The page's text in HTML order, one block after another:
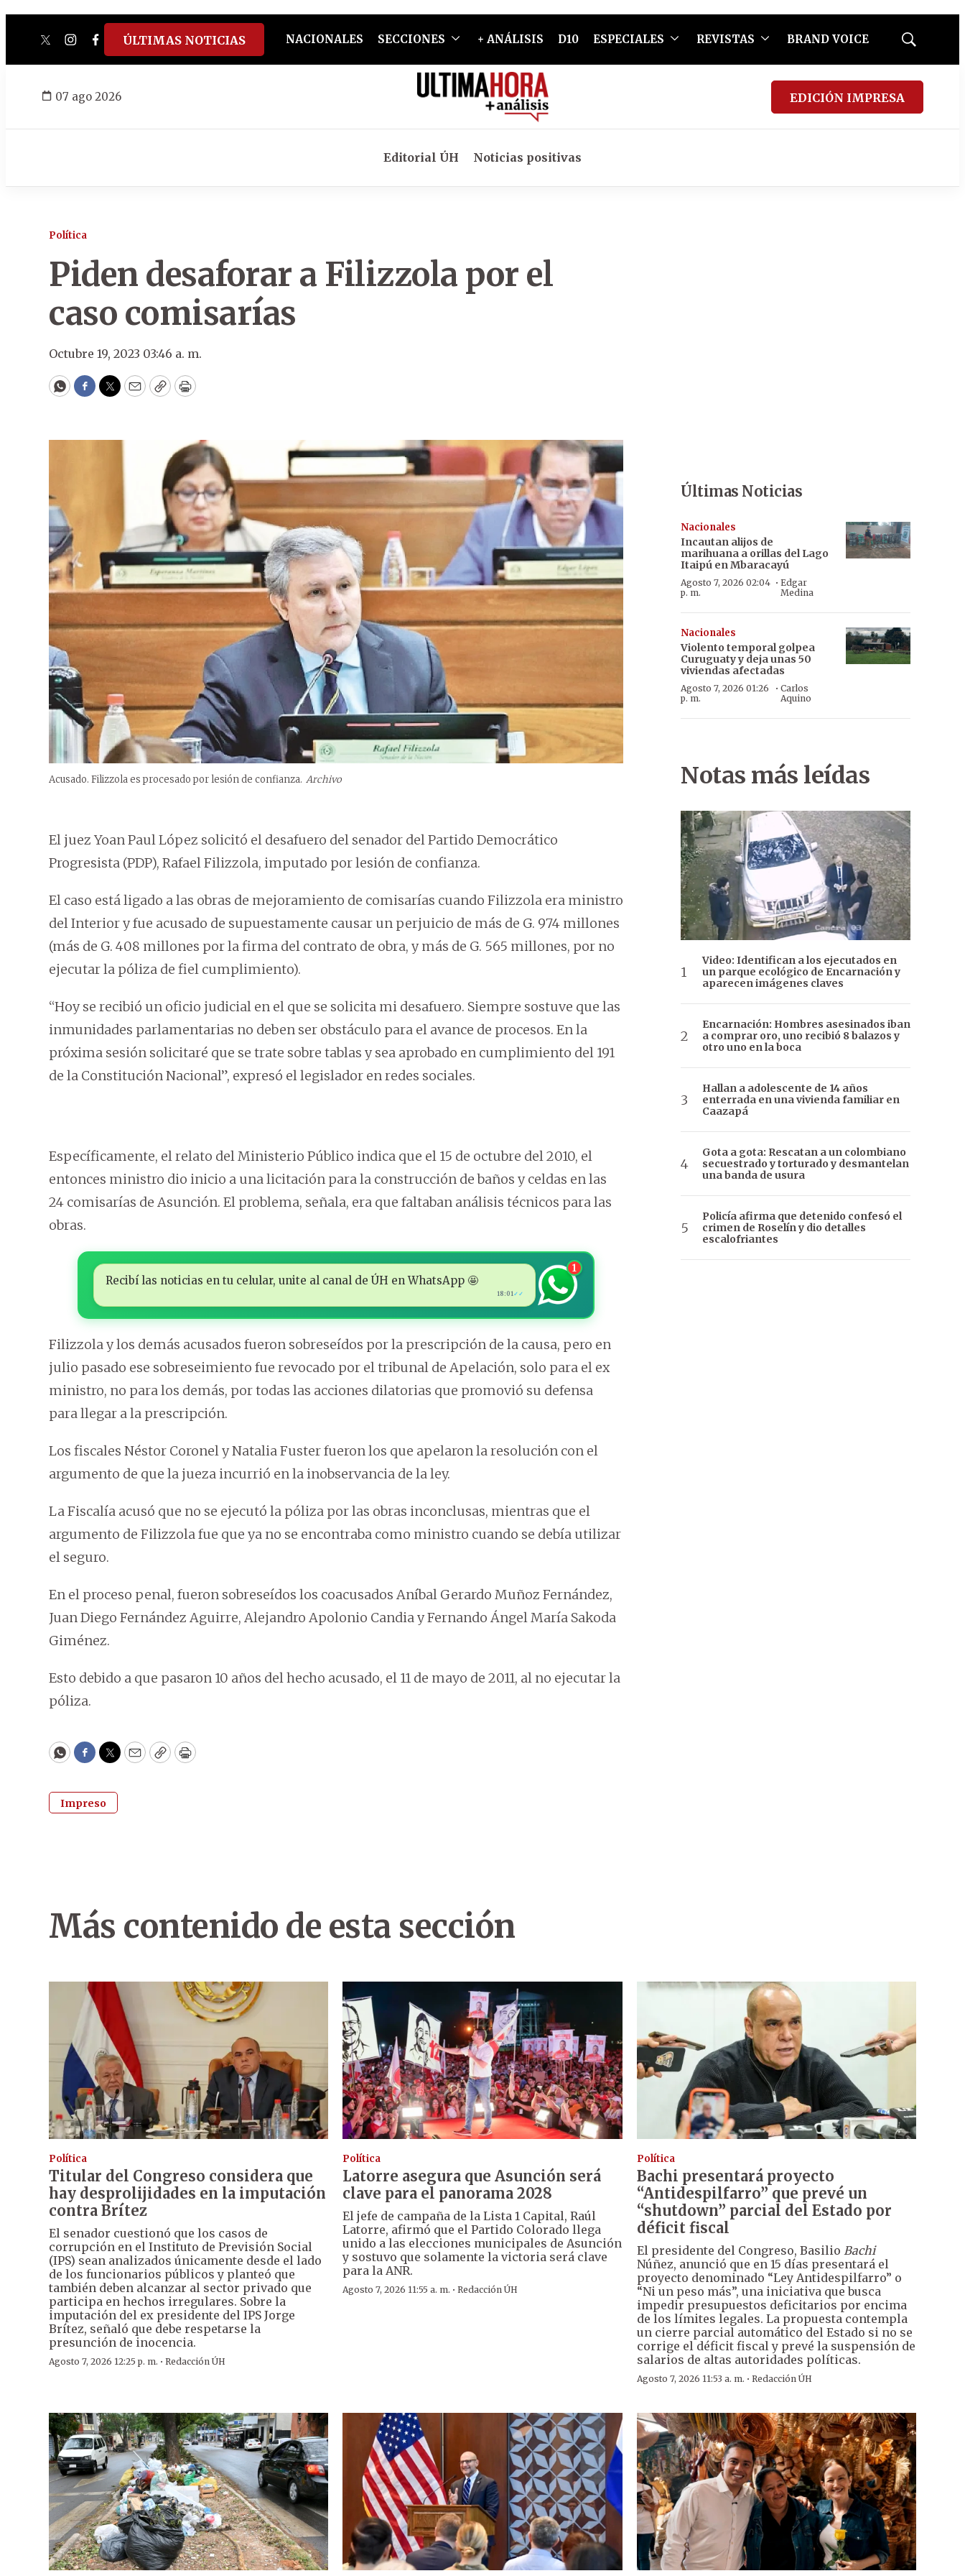
twitterinstagram
facebook
tiktokyoutube
spotify
ÚLTIMAS NOTICIAS NACIONALES SECCIONES + ANÁLISIS D10 ESPECIALES REVISTAS BRAND VOICE
Mostrar
07 ago 2026 EDICIÓN IMPRESA
Editorial ÚH Noticias positivas
Política
Piden desaforar a Filizzola por el
caso comisarías
Octubre 19, 2023 03:46 a. m.
WhatsApp
Facebook
Twitter
EmailCopyPrint
Acusado. Filizzola es procesado por lesión de confianza. Archivo
El juez Yoan Paul López solicitó el desafuero del senador del Partido Democrático
Progresista (PDP), Rafael Filizzola, imputado por lesión de confianza.
El caso está ligado a las obras de mejoramiento de comisarías cuando Filizzola era ministro
del Interior y fue acusado de supuestamente causar un perjuicio de más de G. 974 millones
(más de G. 408 millones por la firma del contrato de obra, y más de G. 565 millones, por no
ejecutar la póliza de fiel cumplimiento).
“Hoy se recibió un oficio judicial en el que se solicita mi desafuero. Siempre sostuve que las
inmunidades parlamentarias no deben ser obstáculo para el avance de procesos. En la
próxima sesión solicitaré que se trate sobre tablas y sea aprobado en cumplimiento del 191
de la Constitución Nacional”, expresó el legislador en redes sociales.
Específicamente, el relato del Ministerio Público indica que el 15 de octubre del 2010, el
entonces ministro dio inicio a una licitación para la construcción de baños y celdas en las
24 comisarías de Asunción. El problema, señala, era que faltaban análisis técnicos para las
obras.
Recibí las noticias en tu celular, unite al canal de ÚH en WhatsApp 🤩
18:01✓✓
1
Filizzola y los demás acusados fueron sobreseídos por la prescripción de la causa, pero en
julio pasado ese sobreseimiento fue revocado por el tribunal de Apelación, solo para el ex
ministro, no para los demás, por todas las acciones dilatorias que promovió su defensa
para llegar a la prescripción.
Los fiscales Néstor Coronel y Natalia Fuster fueron los que apelaron la resolución con el
argumento de que la jueza incurrió en la inobservancia de la ley.
La Fiscalía acusó que no se ejecutó la póliza por las obras inconclusas, mientras que el
argumento de Filizzola fue que ya no se encontraba como ministro cuando se debía utilizar
el seguro.
En el proceso penal, fueron sobreseídos los coacusados Aníbal Gerardo Muñoz Fernández,
Juan Diego Fernández Aguirre, Alejandro Apolonio Candia y Fernando Ángel María Sakoda
Giménez.
Esto debido a que pasaron 10 años del hecho acusado, el 11 de mayo de 2011, al no ejecutar la
póliza.
WhatsApp
Facebook
Twitter
EmailCopyPrint
Impreso
Últimas Noticias
Nacionales
Incautan alijos de
marihuana a orillas del Lago
Itaipú en Mbaracayú
Agosto 7, 2026 02:04
p. m.
· Edgar
Medina
Nacionales
Violento temporal golpea
Curuguaty y deja unas 50
viviendas afectadas
Agosto 7, 2026 01:26
p. m.
· Carlos
Aquino
Notas más leídas
Video: Identifican a los ejecutados en
un parque ecológico de Encarnación y
aparecen imágenes claves
Encarnación: Hombres asesinados iban
a comprar oro, uno recibió 8 balazos y
otro uno en la boca
Hallan a adolescente de 14 años
enterrada en una vivienda familiar en
Caazapá
Gota a gota: Rescatan a un colombiano
secuestrado y torturado y desmantelan
una banda de usura
Policía afirma que detenido confesó el
crimen de Roselín y dio detalles
escalofriantes
Más contenido de esta sección
Política
Titular del Congreso considera que
hay desprolijidades en la imputación
contra Brítez
El senador cuestionó que los casos de
corrupción en el Instituto de Previsión Social
(IPS) sean analizados únicamente desde el lado
de los funcionarios públicos y planteó que
también deben alcanzar al sector privado que
participa en hechos irregulares. Sobre la
imputación del ex presidente del IPS Jorge
Brítez, señaló que debe respetarse la
presunción de inocencia.
Agosto 7, 2026 12:25 p. m. · Redacción ÚH
Política
Latorre asegura que Asunción será
clave para el panorama 2028
El jefe de campaña de la Lista 1 Capital, Raúl
Latorre, afirmó que el Partido Colorado llega
unido a las elecciones municipales de Asunción
y sostuvo que solamente la victoria será clave
para la ANR.
Agosto 7, 2026 11:55 a. m. ·Redacción ÚH
Política
Bachi presentará proyecto
“Antidespilfarro” que prevé un
“shutdown” parcial del Estado por
déficit fiscal
El presidente del Congreso, Basilio Bachi
Núñez, anunció que en 15 días presentará el
proyecto denominado “Ley Antidespilfarro” o
“Ni un peso más”, una iniciativa que busca
impedir presupuestos deficitarios por encima
de los límites legales. La propuesta contempla
un cierre parcial automático del Estado si no se
corrige el déficit fiscal y prevé la suspensión de
salarios de altas autoridades políticas.
Agosto 7, 2026 11:53 a. m. · Redacción ÚH